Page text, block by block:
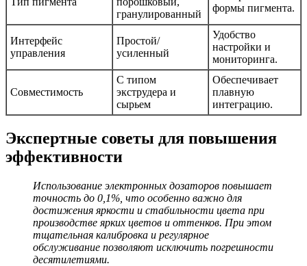
гранулированный
формы пигмента.
Интерфейс
управления
Простой/
усиленный
Удобство
настройки и
мониторинга.
Совместимость
С типом
экструдера и
сырьем
Обеспечивает
плавную
интеграцию.
Экспертные советы для повышения
эффективности
Использование электронных дозаторов повышает
точность до 0,1%, что особенно важно для
достижения яркости и стабильности цвета при
производстве ярких цветов и оттенков. При этом
тщательная калибровка и регулярное
обслуживание позволяют исключить погрешности
десятилетиями.